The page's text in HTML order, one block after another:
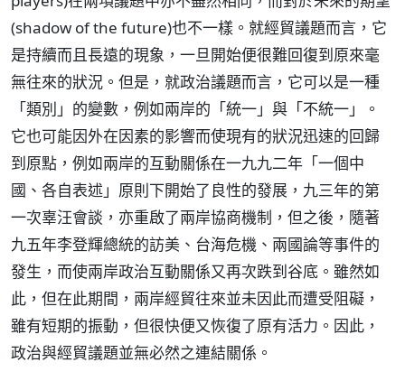
(shadow of the future)也不一樣。就經貿議題而言，它
是持續而且長遠的現象，一旦開始便很難回復到原來毫
無往來的狀況。但是，就政治議題而言，它可以是一種
「類別」的變數，例如兩岸的「統一」與「不統一」。
它也可能因外在因素的影響而使現有的狀況迅速的回歸
到原點，例如兩岸的互動關係在一九九二年「一個中
國、各自表述」原則下開始了良性的發展，九三年的第
一次辜汪會談，亦重啟了兩岸協商機制，但之後，隨著
九五年李登輝總統的訪美、台海危機、兩國論等事件的
發生，而使兩岸政治互動關係又再次跌到谷底。雖然如
此，但在此期間，兩岸經貿往來並未因此而遭受阻礙，
雖有短期的振動，但很快便又恢復了原有活力。因此，
政治與經貿議題並無必然之連結關係。